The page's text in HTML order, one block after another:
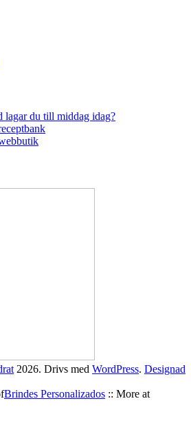
lagar du till middag idag?
2026. Drivs med WordPress. Designad
Brindes Personalizados :: More at